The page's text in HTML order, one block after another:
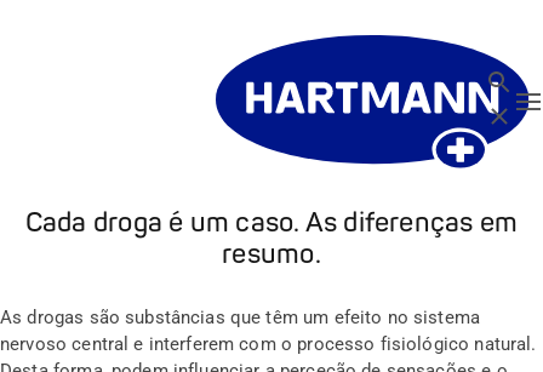
Close
Cada droga é um caso. As diferenças em
resumo.
As drogas são substâncias que têm um efeito no sistema
nervoso central e interferem com o processo fisiológico natural.